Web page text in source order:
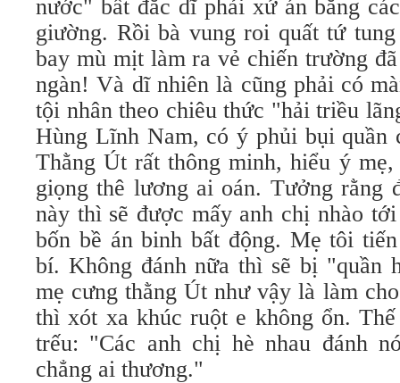
nước" bất đắc dĩ phải xử án bằng
giường. Rồi bà vung roi quất tứ
bay mù mịt làm ra vẻ chiến trường
ngàn! Và dĩ nhiên là cũng phải có
tội nhân theo chiêu thức "hải triều
Hùng Lĩnh Nam, có ý phủi bụi quần
Thằng Út rất thông minh, hiểu ý
giọng thê lương ai oán. Tưởng rằng
này thì sẽ được mấy anh chị nhào
bốn bề án binh bất động. Mẹ tôi
bí. Không đánh nữa thì sẽ bị "quần
mẹ cưng thằng Út như vậy là làm
thì xót xa khúc ruột e không ổn.
trếu: "Các anh chị hè nhau đánh
chẳng ai thương."